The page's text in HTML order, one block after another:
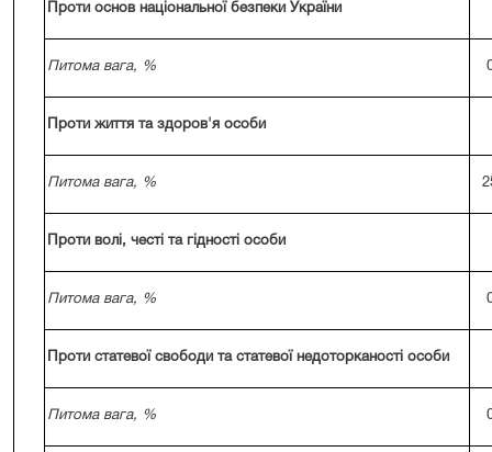
Проти основ національної безпеки України
Питома вага, %
Проти життя та здоров'я особи
Питома вага, %
Проти волі, честі та гідності особи
Питома вага, %
Проти статевої свободи та статевої недоторканості особи
Питома вага, %